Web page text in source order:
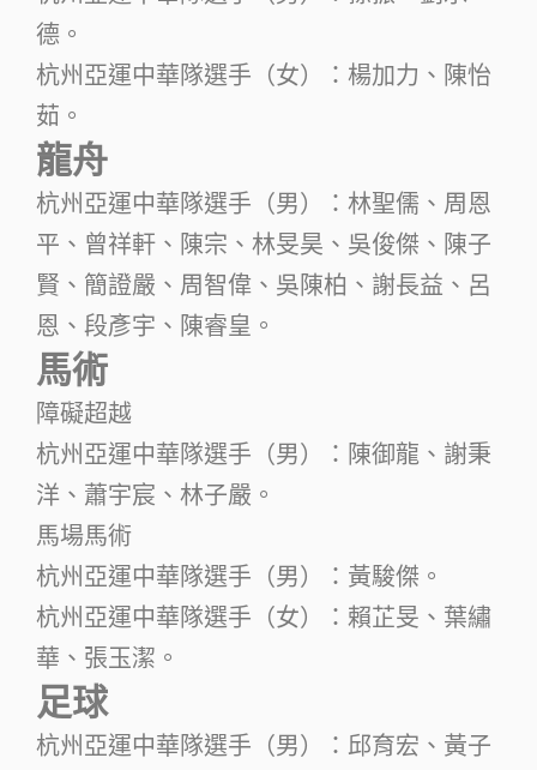
德。
杭州亞運中華隊選手（女）：楊加力、陳怡
茹。
龍舟
杭州亞運中華隊選手（男）：林聖儒、周恩
平、曾祥軒、陳宗、林旻昊、吳俊傑、陳子
賢、簡證嚴、周智偉、吳陳柏、謝長益、呂
恩、段彥宇、陳睿皇。
馬術
障礙超越
杭州亞運中華隊選手（男）：陳御龍、謝秉
洋、蕭宇宸、林子嚴。
馬場馬術
杭州亞運中華隊選手（男）：黃駿傑。
杭州亞運中華隊選手（女）：賴芷旻、葉繡
華、張玉潔。
足球
杭州亞運中華隊選手（男）：邱育宏、黃子